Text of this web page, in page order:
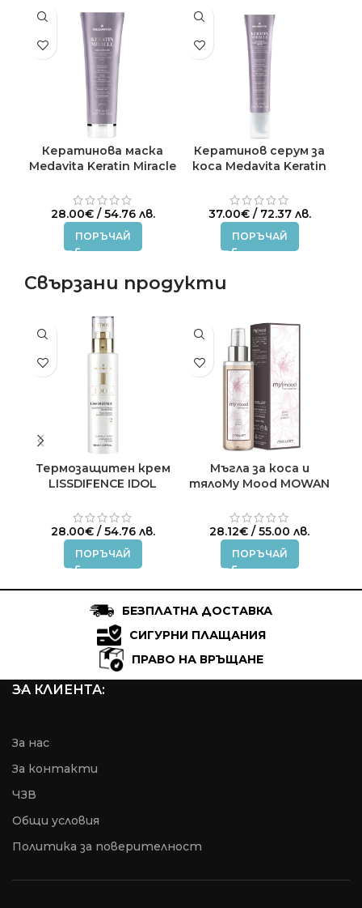
Кератинова маска
Medavita Keratin Miracle
28.00€/ 54.76 лв.
ПОРЪЧАЙ
Кератинов серум за
коса Medavita Keratin
37.00€/ 72.37 лв.
ПОРЪЧАЙ
Свързани продукти
Термозащитен крем
LISSDIFENCE IDOL
28.00€/ 54.76 лв.
ПОРЪЧАЙ
Мъгла за коса и
тялоMy Mood MOWAN
28.12€ / 55.00 лв.
ПОРЪЧАЙ
БЕЗПЛАТНА ДОСТАВКА
СИГУРНИ ПЛАЩАНИЯ
ПРАВО НА ВРЪЩАНЕ
ЗА КЛИЕНТА:
За нас
За контакти
ЧЗВ
Общи условия
Пoлитика за поверителност